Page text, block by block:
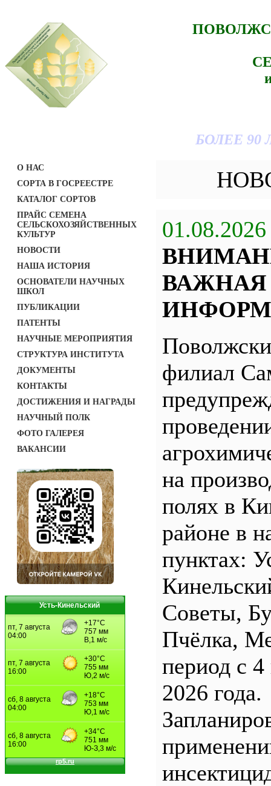
БОЛЕЕ
О НАС
СОРТА В ГОСРЕЕСТРЕ
КАТАЛОГ СОРТОВ
ПРАЙС СЕМЕНА
СЕЛЬСКОХОЗЯЙСТВЕННЫХ
КУЛЬТУР
НОВОСТИ
НАША ИСТОРИЯ
ОСНОВАТЕЛИ НАУЧНЫХ
ШКОЛ
ПУБЛИКАЦИИ
ПАТЕНТЫ
НАУЧНЫЕ МЕРОПРИЯТИЯ
СТРУКТУРА ИНСТИТУТА
ДОКУМЕНТЫ
КОНТАКТЫ
ДОСТИЖЕНИЯ И НАГРАДЫ
НАУЧНЫЙ ПОЛК
ФОТО ГАЛЕРЕЯ
ВАКАНСИИ
Усть-Кинельский
01.08.2026
ВАЖНАЯ
филиал
на
полях в
районе в
пунктах:
Советы,
Пчёлка,
период с 4
2026 года.